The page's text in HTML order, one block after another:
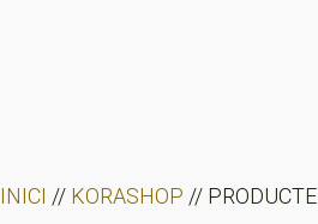
INICI // KORASHOP // PRODUCTE